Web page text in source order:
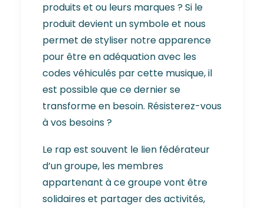
produits et ou leurs marques ? Si le
produit devient un symbole et nous
permet de styliser notre apparence
pour être en adéquation avec les
codes véhiculés par cette musique, il
est possible que ce dernier se
transforme en besoin. Résisterez-vous
à vos besoins ?
Le rap est souvent le lien fédérateur
d’un groupe, les membres
appartenant à ce groupe vont être
solidaires et partager des activités,